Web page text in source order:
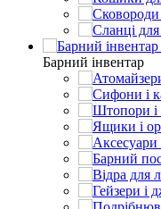
Барний інвентар